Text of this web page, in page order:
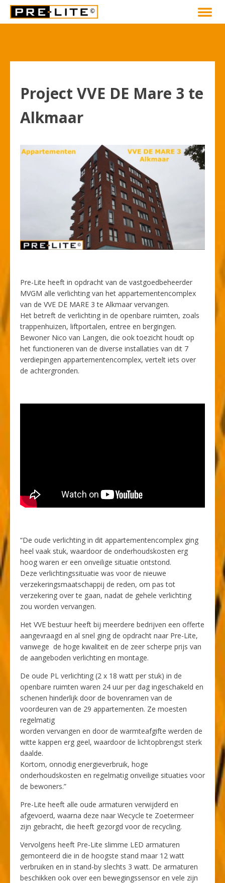
Project VVE DE Mare 3 te
Alkmaar
Pre-Lite heeft in opdracht van de vastgoedbeheerder
MVGM alle verlichting van het appartementencomplex
van de VVE DE MARE 3 te Alkmaar vervangen.
Het betreft de verlichting in de openbare ruimten, zoals
trappenhuizen, liftportalen, entree en bergingen.
Bewoner Nico van Langen, die ook toezicht houdt op
het functioneren van de diverse installaties van dit 7
verdiepingen appartementencomplex, vertelt iets over
de achtergronden.
“De oude verlichting in dit appartementencomplex ging
heel vaak stuk, waardoor de onderhoudskosten erg
hoog waren er een onveilige situatie ontstond.
Deze verlichtingssituatie was voor de nieuwe
verzekeringsmaatschappij de reden, om pas tot
verzekering over te gaan, nadat de gehele verlichting
zou worden vervangen.
Het VVE bestuur heeft bij meerdere bedrijven een offerte
aangevraagd en al snel ging de opdracht naar Pre-Lite,
vanwege de hoge kwaliteit en de zeer scherpe prijs van
de aangeboden verlichting en montage.
De oude PL verlichting (2 x 18 watt per stuk) in de
openbare ruimten waren 24 uur per dag ingeschakeld en
schenen hinderlijk door de bovenramen van de
voordeuren van de 29 appartementen. Ze moesten
regelmatig
worden vervangen en door de warmteafgifte werden de
witte kappen erg geel, waardoor de lichtopbrengst sterk
daalde.
Kortom, onnodig energieverbruik, hoge
onderhoudskosten en regelmatig onveilige situaties voor
de bewoners.”
Pre-Lite heeft alle oude armaturen verwijderd en
afgevoerd, waarna deze naar Wecycle te Zoetermeer
zijn gebracht, die heeft gezorgd voor de recycling.
Vervolgens heeft Pre-Lite slimme LED armaturen
gemonteerd die in de hoogste stand maar 12 watt
verbruiken en in stand-by slechts 3 watt. De armaturen
beschikken ook over een bewegingssensor en vele zijn